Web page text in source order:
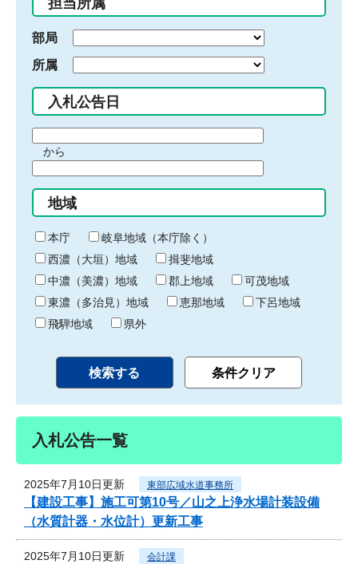
力
部局
所属
入札公告日
間
始
り
から
間
終
わ
り
地域
本庁
岐阜地域（本庁除く）
西濃（大垣）地域
揖斐地域
中濃（美濃）地域
郡上地域
可茂地域
東濃（多治見）地域
恵那地域
下呂地域
飛騨地域
県外
入札公告一覧
2025年7月10日更新 東部広域水道事務所
【建設工事】施工可第10号／山之上浄水場計装設備
（水質計器・水位計）更新工事
2025年7月10日更新 会計課